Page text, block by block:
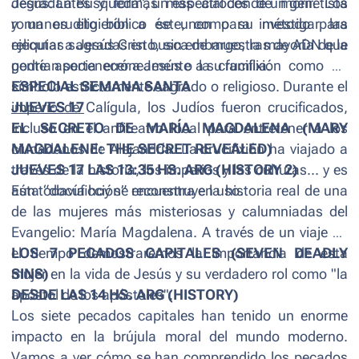
Jesús: La Búsqueda”, un especial donde un genetista
y un erudito bíblico se unen para investigar las
reliquias sagradas en busca de muestras de ADN que
podrían pertenecer a Jesús o a su familia.
degradantes y formas más atroces de morir. Los
romanos eligieron a éste, como su método para
ejecutar a Jesús Cristo, sin embargo; la mayoría de la
gente asocia erróneamente la crucifixión como un
símbolo estrictamente sagrado o religioso. Durante el
imperio de Calígula, los Judíos fueron crucificados,
incluso en el anfiteatro local para entretener a los
ciudadanos de Alejandría. La crucifixión ha viajado a
través de la historia, los imperios y las culturas... y es
aún todavía hoy se encuentra en uso.
ESPECIAL SEMANA SANTA
JUEVES 17
EL SECRETO DE MARÍA MAGDALENA (MARY
MAGDALENE: THE SECRET REVEALED)
JUEVES 17 LAS 13:35 HS. ARG (HISTORY 2)
Esta “docuficción” reconstruye la historia real de una
de las mujeres más misteriosas y calumniadas del
Evangelio: María Magdalena. A través de un viaje en
el tiempo demostraremos la importancia de esta
mujer en la vida de Jesús y su verdadero rol como "la
apóstol de los apóstoles".
LOS 7 PECADOS CAPITALES (SEVEN DEADLY
SINS)
DESDE LAS 14 HS. ARG (HISTORY)
Los siete pecados capitales han tenido un enorme
impacto en la brújula moral del mundo moderno.